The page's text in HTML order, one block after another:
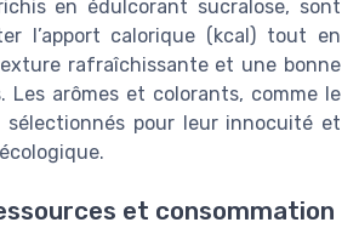
en édulcorant sucralose, sont
l’apport calorique (kcal) tout en
rafraîchissante et une bonne
Les arômes et colorants, comme le
sélectionnés pour leur innocuité et
et consommation